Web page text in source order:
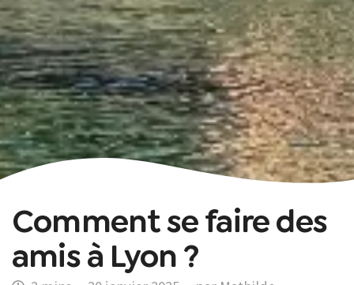
Comment se faire des
amis à Lyon ?